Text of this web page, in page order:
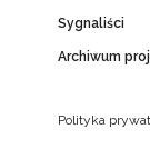
Sygnaliści
Archiwum
Polityka